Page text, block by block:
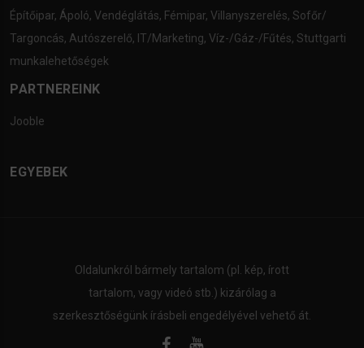
Építőipar, Ápoló, Vendéglátás, Fémipar, Villanyszerelés, Sofőr/
Targoncás, Autószerelő, IT/Marketing, Víz-/Gáz-/Fűtés, Stuttgarti
munkalehetőségek
PARTNEREINK
Jooble
EGYEBEK
Oldalunkról bármely tartalom (pl. kép, írott
tartalom, vagy videó stb.) kizárólag a
szerkesztőségünk írásbeli engedélyével vehető át.